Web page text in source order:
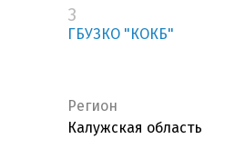
3
ГБУЗКО "КОКБ"
Регион
Калужская область